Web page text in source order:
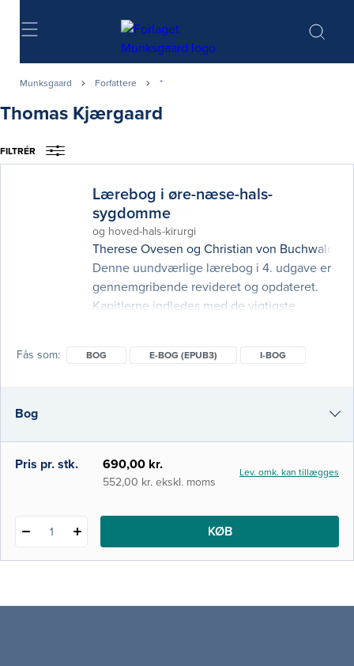
Søg
Munksgaard Forfattere *
Thomas Kjærgaard
FILTRÉR
Lærebog i øre-næse-hals-
sygdomme
og hoved-hals-kirurgi
Therese Ovesen og Christian von Buchwald
Denne uundværlige lærebog i 4. udgave er
gennemgribende revideret og opdateret.
Kapitlerne indledes med de vigtigste
gennemgås medfødte sygdomme,
samt sygdomme af blandet genese. Bogen
er yderst velillustreret og dens pointer
understøttes af v
Fås som BOG E-BOG (EPUB3) I-BOG
Bog
e-bog (epub3)
Pris pr. stk. 690,00 kr.
552,00 kr. ekskl. moms
Lev. omk. kan tillægges
1 KØB